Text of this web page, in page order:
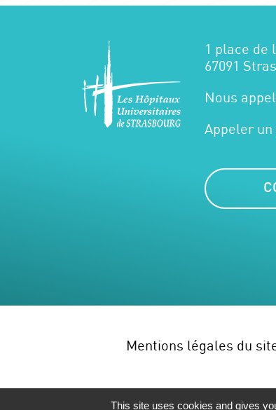
1 place de
67091
Nous
Appeler
Mentions légales du
This site uses cookies and gives